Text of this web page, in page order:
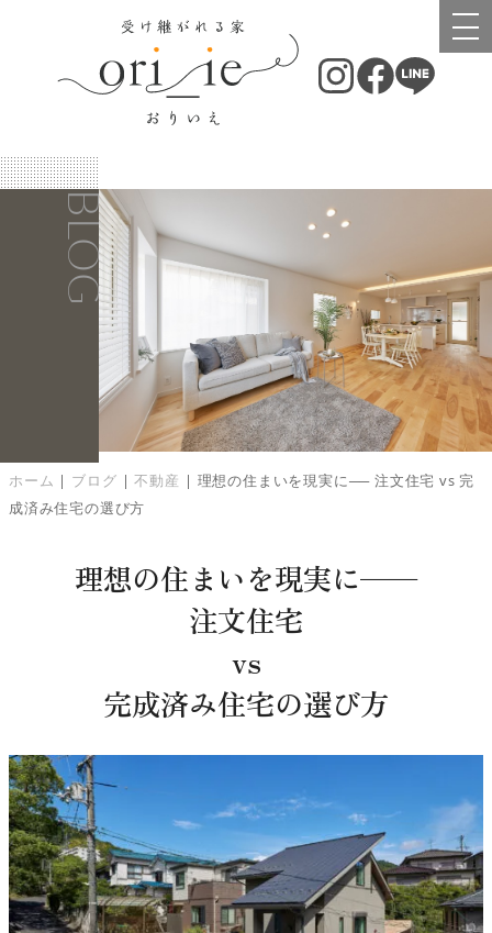
BLOG
ホーム | ブログ | 不動産 | 理想の住まいを現実に── 注文住宅 vs 完
成済み住宅の選び方
理想の住まいを現実に──
注文住宅
vs
完成済み住宅の選び方